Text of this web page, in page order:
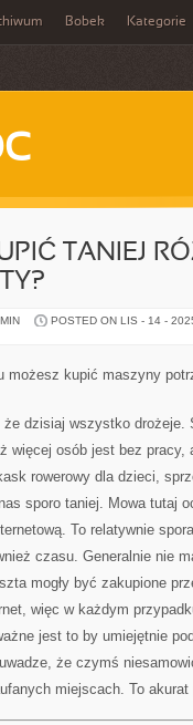
Bobek Kategorie
TANIEJ
POSTED ON LIS - 14 -
możesz kupić maszyny
że dzisiaj wszystko
więcej osób jest bez pracy,
rowerowy dla dzieci,
sporo taniej. Mowa tutaj
To relatywnie
czasu. Generalnie nie
mogły być zakupione
więc w każdym
jest to by umiejętnie
że czymś
miejscach. To akurat